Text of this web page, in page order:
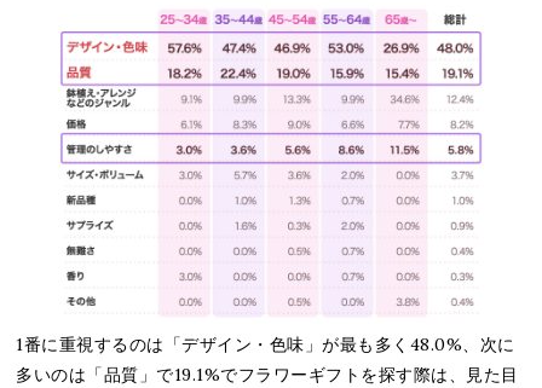
1番に重視するのは「デザイン・色味」が最も多く48.0%、次に
多いのは「品質」で19.1%でフラワーギフトを探す際は、見た目